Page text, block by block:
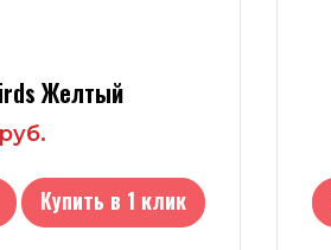
Желтый
Купить в 1 клик